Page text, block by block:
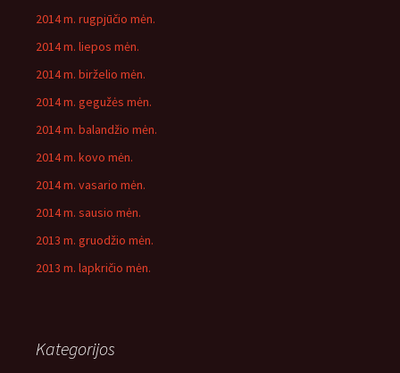
2014 m. rugpjūčio mėn.
2014 m. liepos mėn.
2014 m. birželio mėn.
2014 m. gegužės mėn.
2014 m. balandžio mėn.
2014 m. kovo mėn.
2014 m. vasario mėn.
2014 m. sausio mėn.
2013 m. gruodžio mėn.
2013 m. lapkričio mėn.
Kategorijos